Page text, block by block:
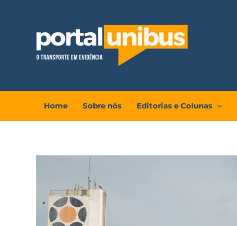
conteúdo
Home Sobre nós Editorias e Colunas